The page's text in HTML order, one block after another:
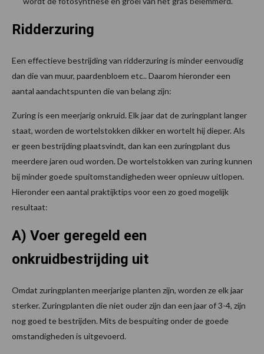
Ridderzuring
Een effectieve bestrijding van ridderzuring is minder eenvoudig
dan die van muur, paardenbloem etc.. Daarom hieronder een
aantal aandachtspunten die van belang zijn:
Zuring is een meerjarig onkruid. Elk jaar dat de zuringplant langer
staat, worden de wortelstokken dikker en wortelt hij dieper. Als
er geen bestrijding plaatsvindt, dan kan een zuringplant dus
meerdere jaren oud worden. De wortelstokken van zuring kunnen
bij minder goede spuitomstandigheden weer opnieuw uitlopen.
Hieronder een aantal praktijktips voor een zo goed mogelijk
resultaat:
A) Voer geregeld een
onkruidbestrijding uit
Omdat zuringplanten meerjarige planten zijn, worden ze elk jaar
sterker. Zuringplanten die niet ouder zijn dan een jaar of 3-4, zijn
nog goed te bestrijden. Mits de bespuiting onder de goede
omstandigheden is uitgevoerd.